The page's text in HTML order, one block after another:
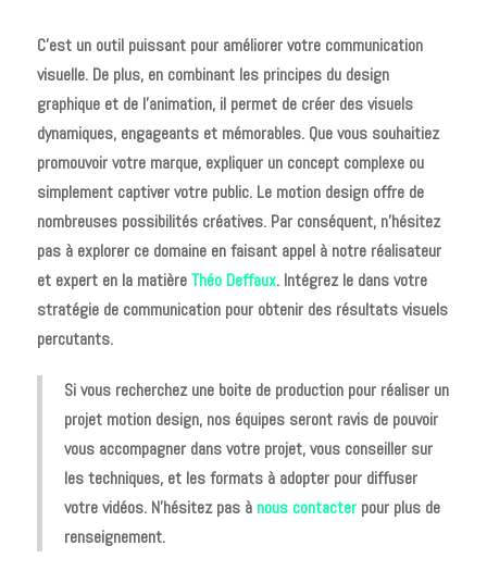
C’est un outil puissant pour améliorer votre communication
visuelle. De plus, en combinant les principes du design
graphique et de l’animation, il permet de créer des visuels
dynamiques, engageants et mémorables. Que vous souhaitiez
promouvoir votre marque, expliquer un concept complexe ou
simplement captiver votre public. Le motion design offre de
nombreuses possibilités créatives. Par conséquent, n’hésitez
pas à explorer ce domaine en faisant appel à notre réalisateur
et expert en la matièreThéo Deffaux. Intégrez le dans votre
stratégie de communication pour obtenir des résultats visuels
percutants.
Si vous recherchez une boite de production pour réaliser un
projet motion design, nos équipes seront ravis de pouvoir
vous accompagner dans votre projet, vous conseiller sur
les techniques, et les formats à adopter pour diffuser
votre vidéos. N’hésitez pas à nous contacterpour plus de
renseignement.